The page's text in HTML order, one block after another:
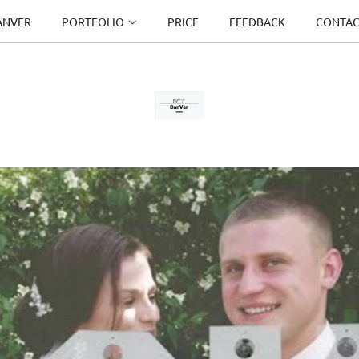
PORTFOLIO PRICE FEEDBACK